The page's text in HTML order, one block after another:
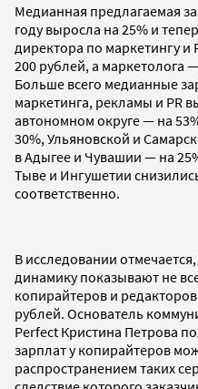
Медианная предлагаемая
году выросла на 25% и
директора по маркетингу и
200 рублей, а маркетолога
Больше всего медианные
маркетинга, рекламы и PR
автономном округе — на
30%, Ульяновской и
в Адыгее и Чувашии — на
Тыве и Ингушетии
соответственно.
В исследовании
динамику показывают не
копирайтеров и
рублей. Основатель
Perfect Кристина Петрова
зарплат у копирайтеров
распространением таких